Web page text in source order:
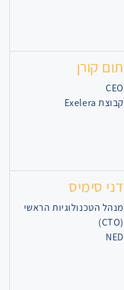
תום קורן
CEO
קבוצת Exelera
דני סימיס
מנהל הטכנולוגיות הראשי
(CTO)
NED